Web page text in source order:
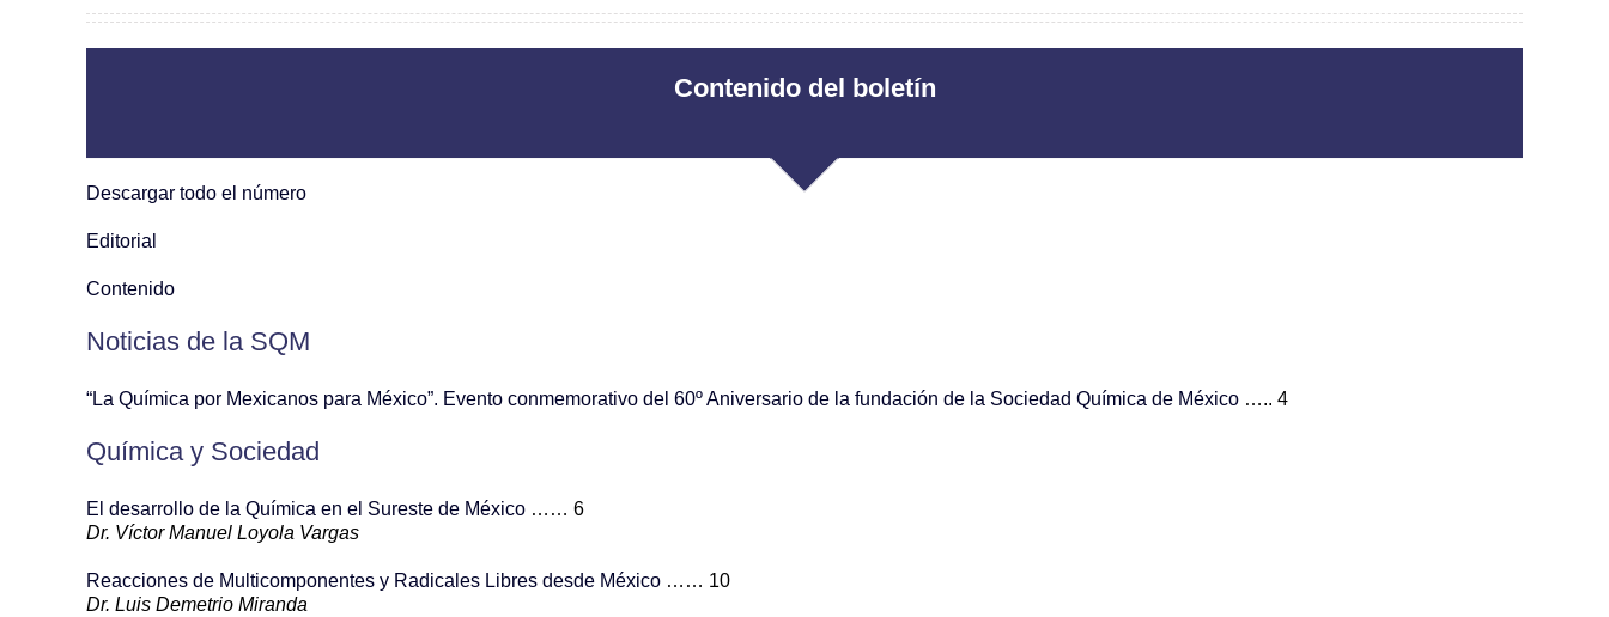
Contenido del boletín
Descargar todo el número
Editorial
Contenido
Noticias de la SQM
“La Química por Mexicanos para México”. Evento conmemorativo del 60º Aniversario de la fundación de la Sociedad Química de México ….. 4
Química y Sociedad
El desarrollo de la Química en el Sureste de México …… 6
Dr. Víctor Manuel Loyola Vargas
Reacciones de Multicomponentes y Radicales Libres desde México …… 10
Dr. Luis Demetrio Miranda